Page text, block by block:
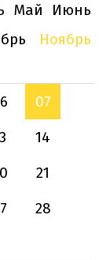
Май
Июнь
Ноябрь
07
14
21
28